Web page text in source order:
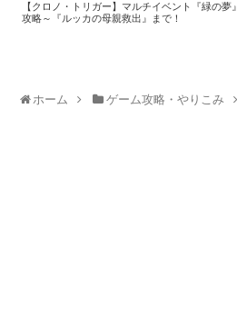
【クロノ・トリガー】マルチイベント『緑の夢』
攻略～『ルッカの母親救出』まで！
ホーム ゲーム攻略・やりこみ